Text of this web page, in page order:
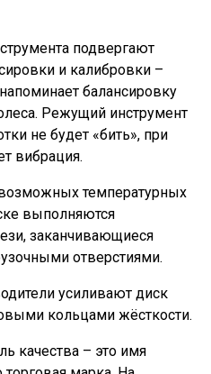
подвергают
и калибровки –
балансировку
Режущий инструмент
не будет «бить», при
вибрация.
температурных
выполняются
заканчивающиеся
отверстиями.
усиливают диск
кольцами жёсткости.
качества – это имя